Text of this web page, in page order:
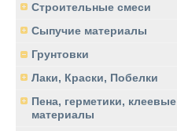
Строительные смеси
Сыпучие материалы
Грунтовки
Лаки, Краски, Побелки
Пена, герметики, клеевые
материалы